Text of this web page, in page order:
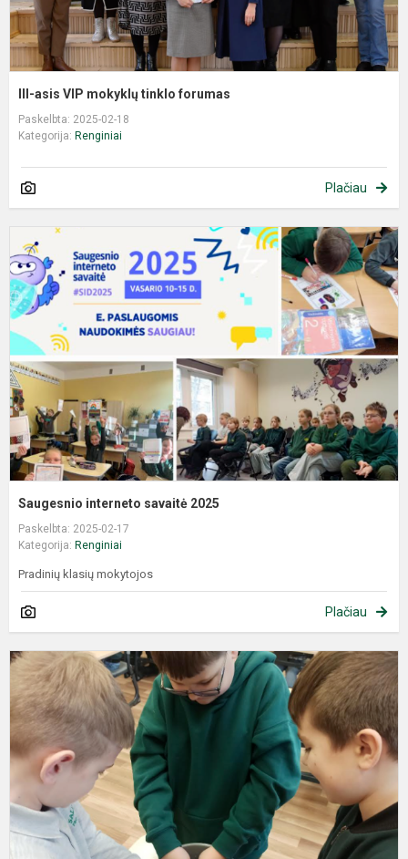
III-asis VIP mokyklų tinklo forumas
Paskelbta: 2025-02-18
Kategorija: Renginiai
Plačiau
Saugesnio interneto savaitė 2025
Paskelbta: 2025-02-17
Kategorija: Renginiai
Pradinių klasių mokytojos
Plačiau